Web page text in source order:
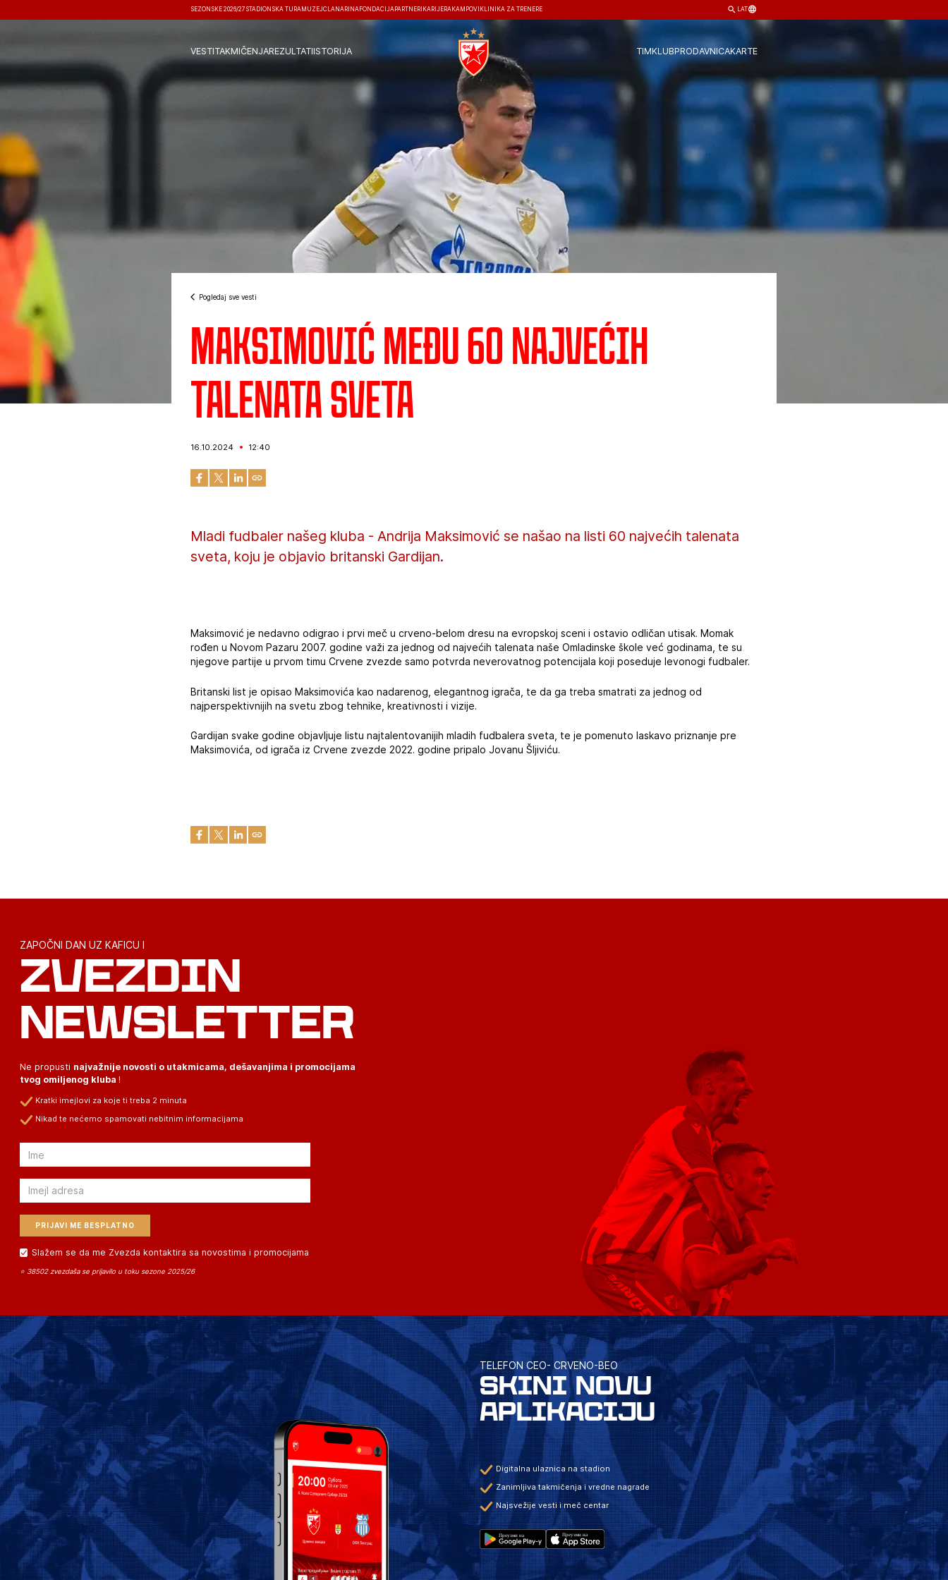
SEZONSKE 2026/27 STADIONSKA TURA MUZEJČLANARINA FONDACIJA PARTNERI KARIJERA KAMPOVI KLINIKA ZA TRENERE LAT
VESTITAKMIČENJAREZULTATIISTORIJA TIMKLUBPRODAVNICAKARTE
Pogledaj sve vesti
Maksimović među 60 najvećih
talenata sveta
16.10.2024 12:40
Mladi fudbaler našeg kluba - Andrija Maksimović se našao na listi 60 najvećih talenata
sveta, koju je objavio britanski Gardijan.
Maksimović je nedavno odigrao i prvi meč u crveno-belom dresu na evropskoj sceni i ostavio odličan utisak. Momak
rođen u Novom Pazaru 2007. godine važi za jednog od najvećih talenata naše Omladinske škole već godinama, te su
njegove partije u prvom timu Crvene zvezde samo potvrda neverovatnog potencijala koji poseduje levonogi fudbaler.
Britanski list je opisao Maksimovića kao nadarenog, elegantnog igrača, te da ga treba smatrati za jednog od
najperspektivnijih na svetu zbog tehnike, kreativnosti i vizije.
Gardijan svake godine objavljuje listu najtalentovanijih mladih fudbalera sveta, te je pomenuto laskavo priznanje pre
Maksimovića, od igrača iz Crvene zvezde 2022. godine pripalo Jovanu Šljiviću.
ZAPOČNI DAN UZ KAFICU I
ZVEZDIN
NEWSLETTER
Ne propusti najvažnije novosti o utakmicama, dešavanjima i promocijama
tvog omiljenog kluba !
Kratki imejlovi za koje ti treba 2 minuta
Nikad te nećemo spamovati nebitnim informacijama
Email
Email
Slažem se da me Zvezda kontaktira sa novostima i promocijama
⭐ 38502 zvezdaša se prijavilo u toku sezone 2025/26
TELEFON CEO- CRVENO-BEO
SKINI NOVU
APLIKACIJU
Digitalna ulaznica na stadion
Zanimljiva takmičenja i vredne nagrade
Najsvežije vesti i meč centar